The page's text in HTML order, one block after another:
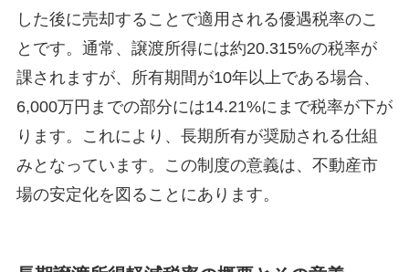
した後に売却することで適用される優遇税率のこ
とです。通常、譲渡所得には約20.315%の税率が
課されますが、所有期間が10年以上である場合、
6,000万円までの部分には14.21%にまで税率が下が
ります。これにより、長期所有が奨励される仕組
みとなっています。この制度の意義は、不動産市
場の安定化を図ることにあります。